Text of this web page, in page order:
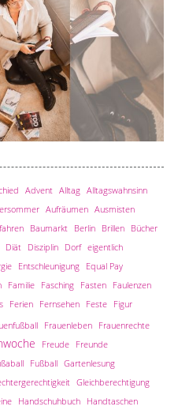
Advent Alltag Alltagswahnsinn
Aufräumen Ausmisten
Baumarkt Berlin Brillen Bücher
Diät Disziplin Dorf eigentlich
Entschleunigung Equal Pay
Familie Fasching Fasten Faulenzen
Ferien Fernsehen Feste Figur
Frauenleben Frauenrechte
Freude Freunde
Fußball Gartenlesung
Gleichberechtigung
Handschuhbuch Handtaschen